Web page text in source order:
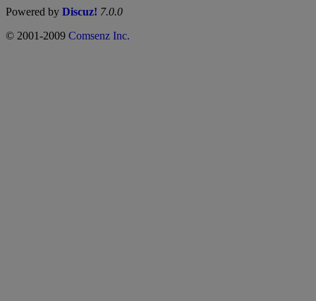
Powered by Discuz! 7.0.0
© 2001-2009 Comsenz Inc.